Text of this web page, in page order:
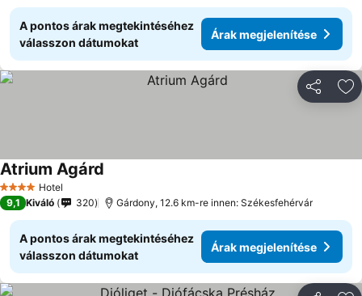
A pontos árak megtekintéséhez
válasszon dátumokat
Árak megjelenítése
4 KategóriaHotel
Atrium Agárd
9,1 Kiváló 320 Gárdony, 12.6 km-re innen: Székesfehérvár
A pontos árak megtekintéséhez
válasszon dátumokat
Árak megjelenítése